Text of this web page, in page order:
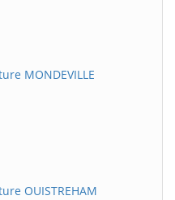
MONDEVILLE
OUISTREHAM